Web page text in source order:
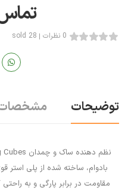
0 نظرات 28 sold
توضیحات
مقاومت در برابر پارگی و به